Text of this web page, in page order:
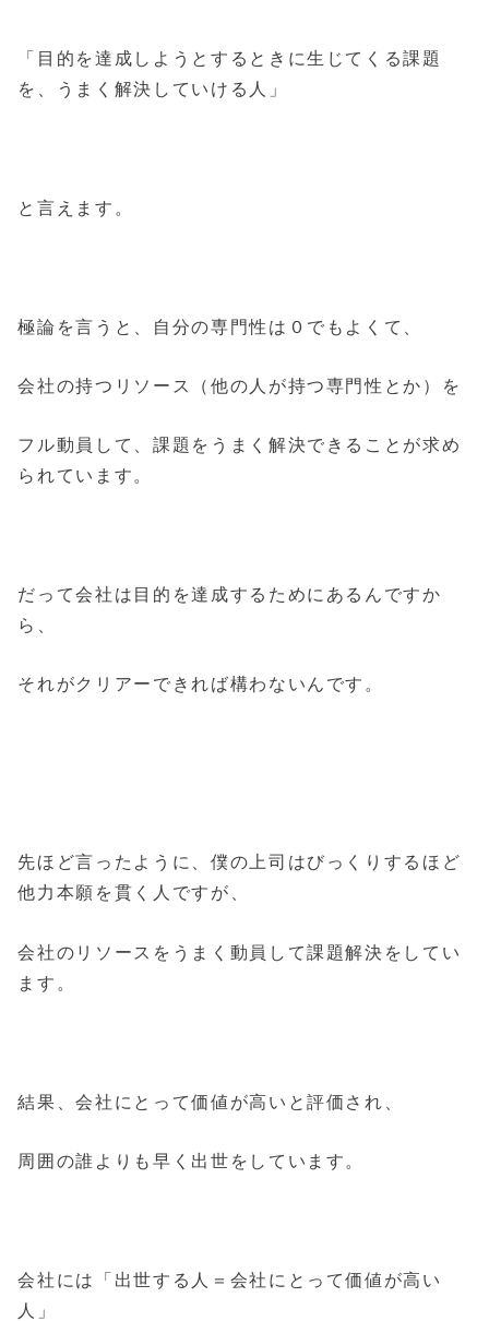
「目的を達成しようとするときに生じてくる課題
を、うまく解決していける 人」
と言えます。
極論を言うと、自分の専門性は０でもよくて、
会社の持つリソース（他の人が持つ専門性とか）を
フル動員して、課題をうまく解決できることが求め
られています。
だって会社は目的を達成するためにあるんですか
ら、
それがクリアーできれば構わないんです。
先ほど言ったように、僕の上司はびっくりするほど
他力本願を貫く人ですが、
会社のリソースをうまく動員して課題解決をしてい
ます。
結果、会社にとって価値が高いと評価され、
周囲の誰よりも早く出世をしています。
会社には「出世する人＝会社にとって価値が高い
人」